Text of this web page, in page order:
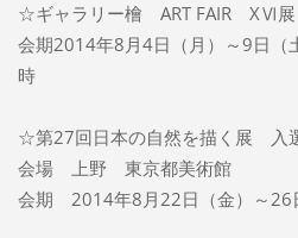
☆ギャラリー檜 ART FAIR XⅥ展
会期2014年8月4日（月）～9日
時
☆第27回日本の自然を描く展 入
会場 上野 東京都美術館
会期 2014年8月22日（金）～26